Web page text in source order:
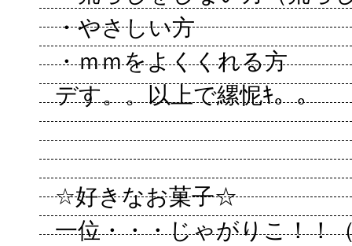
・やさしい方
・ｍｍをよくくれる方
デす。。以上で縲怩ｷ。。
☆好きなお菓子☆
一位・・・じゃがりこ！！